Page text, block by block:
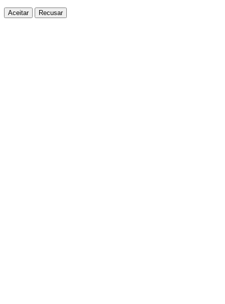
Aceitar Recusar